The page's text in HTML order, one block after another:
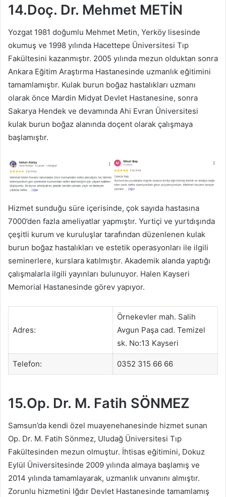
14.Doç. Dr. Mehmet METİN
Yozgat 1981 doğumlu Mehmet Metin, Yerköy lisesinde
okumuş ve 1998 yılında Hacettepe Üniversitesi Tıp
Fakültesini kazanmıştır. 2005 yılında mezun olduktan sonra
Ankara Eğitim Araştırma Hastanesinde uzmanlık eğitimini
tamamlamıştır. Kulak burun boğaz hastalıkları uzmanı
olarak önce Mardin Midyat Devlet Hastanesine, sonra
Sakarya Hendek ve devamında Ahi Evran Üniversitesi
kulak burun boğaz alanında doçent olarak çalışmaya
başlamıştır.
Hizmet sunduğu süre içerisinde, çok sayıda hastasına
7000’den fazla ameliyatlar yapmıştır. Yurtiçi ve yurtdışında
çeşitli kurum ve kuruluşlar tarafından düzenlenen kulak
burun boğaz hastalıkları ve estetik operasyonları ile ilgili
seminerlere, kurslara katılmıştır. Akademik alanda yaptığı
çalışmalarla ilgili yayınları bulunuyor. Halen Kayseri
Memorial Hastanesinde görev yapıyor.
Adres:
Örnekevler mah. Salih
Avgun Paşa cad. Temizel
sk. No:13 Kayseri
Telefon: 0352 315 66 66
15.Op. Dr. M. Fatih SÖNMEZ
Samsun’da kendi özel muayenehanesinde hizmet sunan
Op. Dr. M. Fatih Sönmez, Uludağ Üniversitesi Tıp
Fakültesinden mezun olmuştur. İhtisas eğitimini, Dokuz
Eylül Üniversitesinde 2009 yılında almaya başlamış ve
2014 yılında tamamlayarak, uzmanlık unvanını almıştır.
Zorunlu hizmetini Iğdır Devlet Hastanesinde tamamlamış